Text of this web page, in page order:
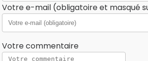
Votre e-mail (obligatoire et masqué
Votre commentaire